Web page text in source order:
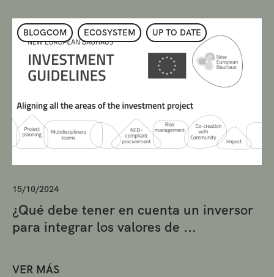
BLOGCOM ECOSYSTEM UP TO DATE
15/10/2024
¿Qué debe tener en cuenta un inversor
para integrar los valores de ...
VER MÁS